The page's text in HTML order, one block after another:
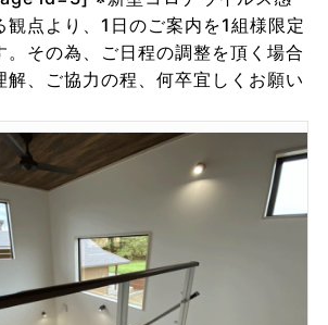
観点より、1日のご案内を1組様限定
。その為、ご日程の調整を頂く場合
解、ご協力の程、何卒宜しくお願い